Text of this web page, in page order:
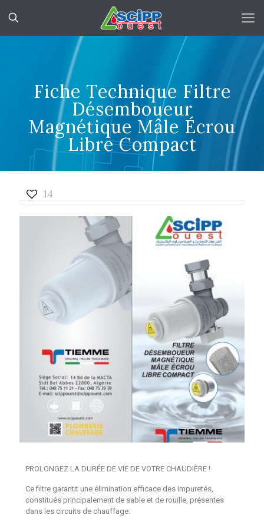
Fiche Technique Filtre
Désemboueur
Magnétique Mâle Écrou
Libre Compact
14
PROLONGEZ LA DURÉE DE VIE DE VOTRE CHAUDIÈRE !
Ce filtre garantit une élimination efficace des impuretés,
constitués principalement de sable et de rouille, présentes
dans les circuits de chauffage.